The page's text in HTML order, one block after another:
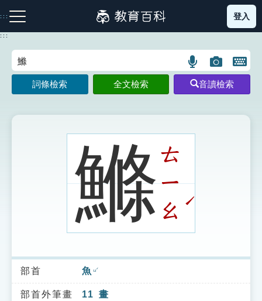
到
主
:::
注音索引圖示 筆畫索引圖示 部首索引表圖示
索引選單
知識索引
登入
:::
語
言
搜
示
圖
片
搜
開
鍵
圖
詞條檢索 全文檢索 音讀檢索
鰷ㄊ
ㄧ
ㄠ
ˊ
部首 魚 ㄩˊ
部首外筆畫 11 畫